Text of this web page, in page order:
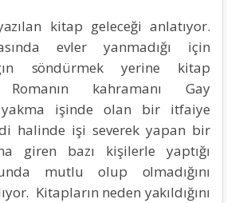
kitap geleceği anlatıyor.
evler yanmadığı için
söndürmek yerine kitap
Romanın kahramanı Gay
işinde olan bir itfaiye
halinde işi severek yapan bir
giren bazı kişilerle yaptığı
mutlu olup olmadığını
Kitapların neden yakıldığını